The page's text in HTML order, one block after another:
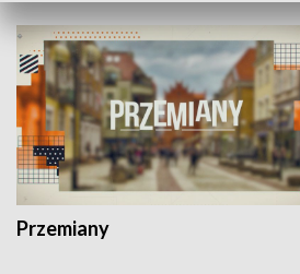
Przemiany